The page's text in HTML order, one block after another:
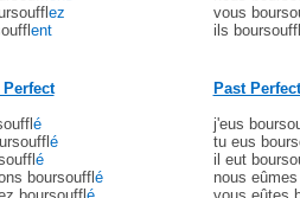
ez
ent
vous
ils boursouffl
Perfect
é
é
é
boursouffl é
Past Perfect
j'eus
tu eus
il eut
nous